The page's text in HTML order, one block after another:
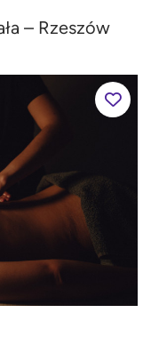
– Rzeszów